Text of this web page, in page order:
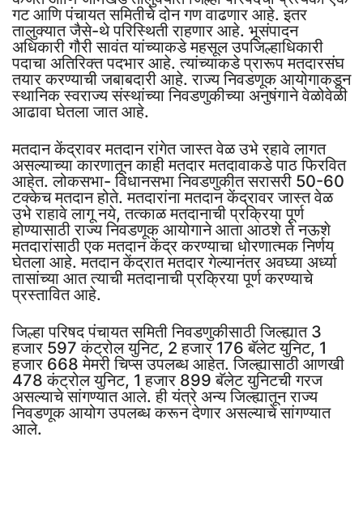
गट आणि पंचायत समितीचे दोन गण वाढणार आहे. इतर
तालुक्यात जैसे-थे परिस्थिती राहणार आहे. भूसंपादन
अधिकारी गौरी सावंत यांच्याकडे महसूल उपजिल्हाधिकारी
पदाचा अतिरिक्त पदभार आहे. त्यांच्याकडे प्रारूप मतदारसंघ
तयार करण्याची जबाबदारी आहे. राज्य निवडणूक आयोगाकडून
स्थानिक स्वराज्य संस्थांच्या निवडणुकीच्या अनुषंगाने वेळोवेळी
आढावा घेतला जात आहे.
मतदान केंद्रावर मतदान रांगेत जास्त वेळ उभे रहावे लागत
असल्याच्या कारणातून काही मतदार मतदावाकडे पाठ फिरवित
आहेत. लोकसभा- विधानसभा निवडणुकीत सरासरी 50-60
टक्केच मतदान होते. मतदारांना मतदान केंद्रावर जास्त वेळ
उभे राहावे लागू नये, तत्काळ मतदानाची प्रक्रिया पूर्ण
होण्यासाठी राज्य निवडणूक आयोगाने आता आठशे ते नऊशे
मतदारांसाठी एक मतदान केंद्र करण्याचा धोरणात्मक निर्णय
घेतला आहे. मतदान केंद्रात मतदार गेल्यानंतर अवघ्या अर्ध्या
तासांच्या आत त्याची मतदानाची प्रक्रिया पूर्ण करण्याचे
प्रस्तावित आहे.
जिल्हा परिषद पंचायत समिती निवडणुकीसाठी जिल्ह्यात 3
हजार 597 कंट्रोल युनिट, 2 हजार 176 बॅलेट युनिट, 1
हजार 668 मेमरी चिप्स उपलब्ध आहेत. जिल्ह्यासाठी आणखी
478 कंट्रोल युनिट, 1 हजार 899 बॅलेट युनिटची गरज
असल्याचे सांगण्यात आले. ही यंत्रे अन्य जिल्ह्यातून राज्य
निवडणूक आयोग उपलब्ध करून देणार असल्याचे सांगण्यात
आले.